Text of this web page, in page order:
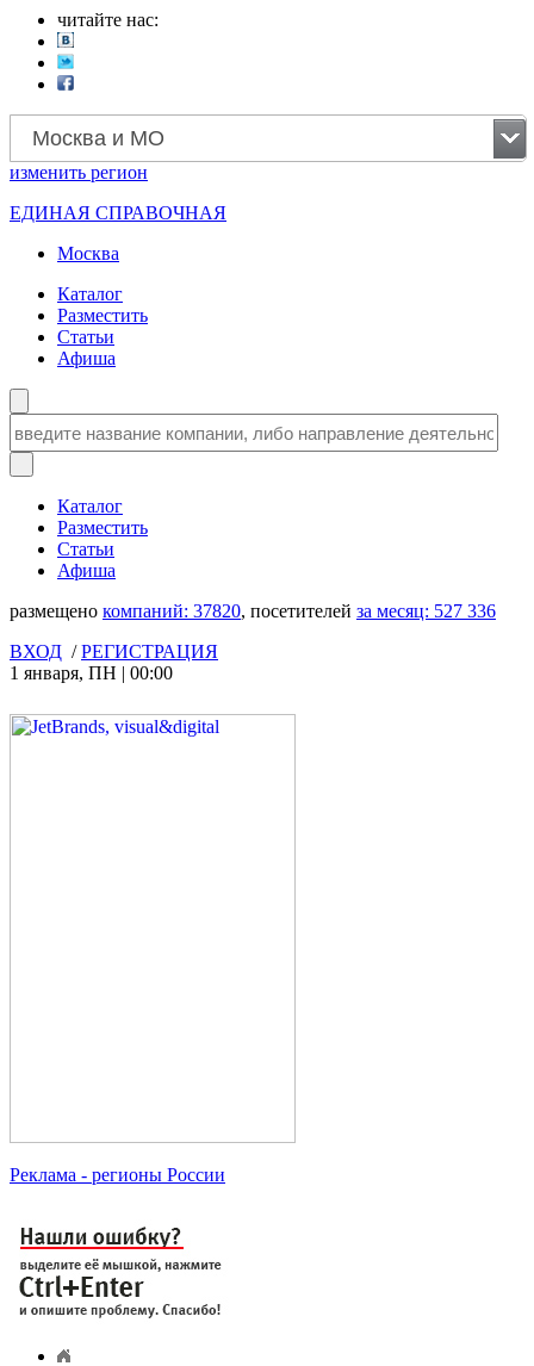
читайте нас:
Москва и МО
изменить регион
ЕДИНАЯ СПРАВОЧНАЯ
Москва
Каталог
Разместить
Статьи
Афиша
Каталог
Разместить
Статьи
Афиша
размещено компаний: 37820, посетителей за месяц: 527 336
ВХОД /РЕГИСТРАЦИЯ
1 января, ПН | 00:00
Реклама - регионы России